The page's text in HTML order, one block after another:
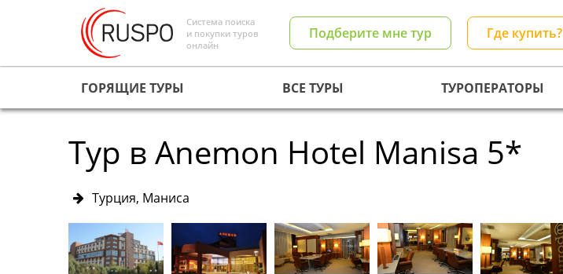
Система поиска
и покупки туров
онлайн
Подберите мне тур Где купить?
ГОРЯЩИЕ ТУРЫ ВСЕ ТУРЫ ТУРОПЕРАТОРЫ
Тур в Anemon Hotel Manisa 5*
Турция, Маниса